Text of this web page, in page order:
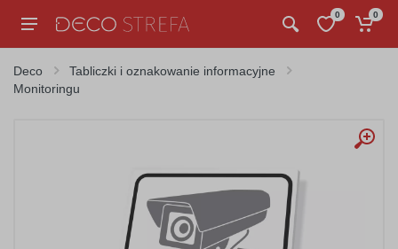
0 0
Deco
Tabliczki i oznakowanie informacyjne
Monitoringu